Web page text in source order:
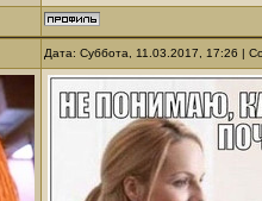
Дата: Суббота, 11.03.2017, 17:26 |